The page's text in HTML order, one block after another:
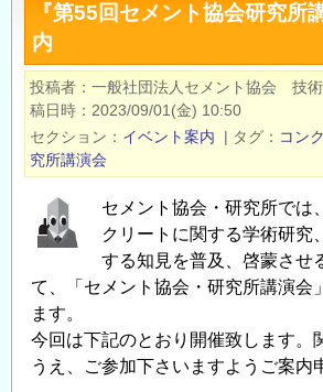
セ
メ
ン
ト
協
会
研
究
所
演
会
の
ご
『第55回セメント協会研究所
内
投稿者 一般社団法人セメント協会 技
稿日時
2023/09/01(金) 10:50
セクション
イベント案内 | タグ コン
究所講演会
セメント協会・研究所では
クリートに関する学術研究
する知見を普及、啓蒙させ
て、「セメント協会・研究所講演会
ます。
今回は下記のとおり開催致します。
うえ、ご参加下さいますようご案内